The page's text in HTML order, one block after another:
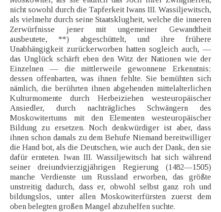
nicht sowohl durch die Tapferkeit Iwans III. Wassiljewitsch,
als vielmehr durch seine Staatsklugheit, welche die inneren
Zerwürfnisse jener mit ungemeiner Gewandtheit
ausbeutete, **) abgeschüttelt, und ihre frühere
Unabhängigkeit zurückerworben hatten sogleich auch, —
das Unglück schärft eben den Witz der Nationen wie der
Einzelnen — die mittlerweile gewonnene Erkenntnis;
dessen offenbarten, was ihnen fehlte. Sie bemühten sich
nämlich, die berührten ihnen abgehenden mittelalterlichen
Kulturmomente durch Herbeiziehen westeuropäischer
Ansiedler, durch nachträgliches Schwängern des
Moskowitertums mit den Elementen westeuropäischer
Bildung zu ersetzen. Noch denkwürdiger ist aber, dass
ihnen schon damals zu dem Behufe Niemand bereitwilliger
die Hand bot, als die Deutschen, wie auch der Dank, den sie
dafür ernteten. Iwan III. Wassiljewitsch hat sich während
seiner dreiundvierzigjährigen Regierung (1482—1505)
manche Verdienste um Russland erworben, das größte
unstreitig dadurch, dass er, obwohl selbst ganz roh und
bildungslos, unter allen Moskowiterfürsten zuerst dem
oben belegten großen Mangel abzuhelfen suchte.